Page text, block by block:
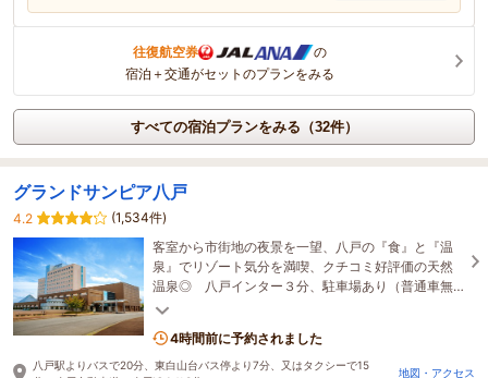
往復航空券
の
宿泊＋交通がセットのプランをみる
すべての宿泊プランをみる（32件）
グランドサンピア八戸
4.2
(1,534件)
客室から市街地の夜景を一望、八戸の『食』と『温
泉』でリゾート気分を満喫、クチコミ好評価の天然
温泉◎ 八戸インター３分、駐車場あり（普通車無
料、大型車有料）
4時間前に予約されました
八戸駅よりバスで20分、東白山台バス停より7分、又はタクシーで15
地図・アクセス